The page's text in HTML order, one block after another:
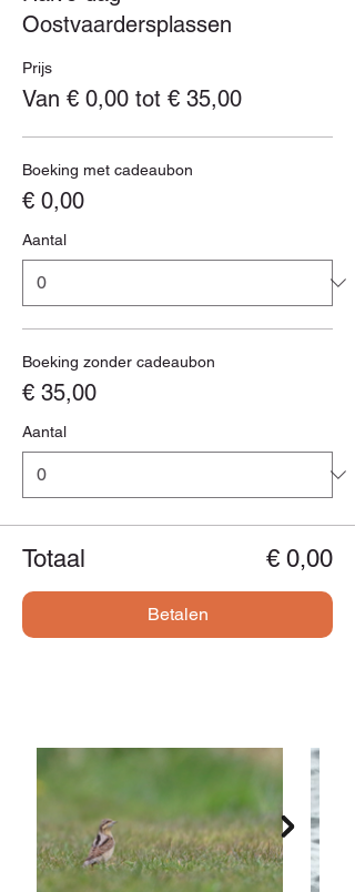
Oostvaardersplassen
Prijs
Van € 0,00 tot € 35,00
Boeking met cadeaubon
€ 0,00
Aantal
Boeking zonder cadeaubon
€ 35,00
Aantal
Totaal € 0,00
Betalen